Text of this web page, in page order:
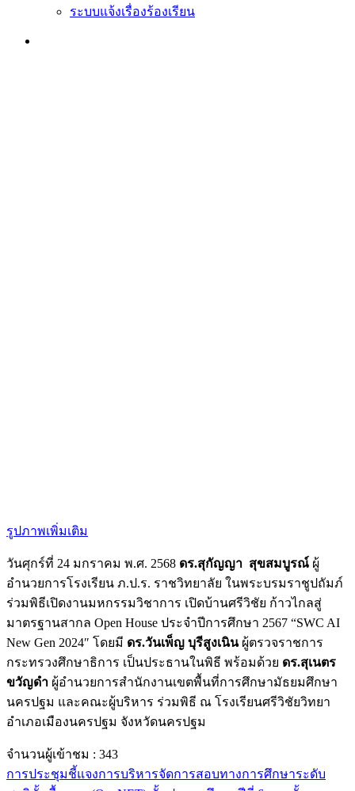
ระบบแจ้งเรื่องร้องเรียน
รูปภาพเพิ่มเติม
วันศุกร์ที่ 24 มกราคม พ.ศ. 2568 ดร.สุกัญญา สุขสมบูรณ์ ผู้
อำนวยการโรงเรียน ภ.ป.ร. ราชวิทยาลัย ในพระบรมราชูปถัมภ์
ร่วมพิธีเปิดงานมหกรรมวิชาการ เปิดบ้านศรีวิชัย ก้าวไกลสู่
มาตรฐานสากล Open House ประจำปีการศึกษา 2567 “SWC AI
New Gen 2024″ โดยมี ดร.วันเพ็ญ บุรีสูงเนินผู้ตรวจราชการ
กระทรวงศึกษาธิการ เป็นประธานในพิธี พร้อมด้วย ดร.สุเนตร
ขวัญดำ ผู้อำนวยการสำนักงานเขตพื้นที่การศึกษามัธยมศึกษา
นครปฐม และคณะผู้บริหาร ร่วมพิธี ณ โรงเรียนศรีวิชัยวิทยา
อำเภอเมืองนครปฐม จังหวัดนครปฐม
จำนวนผู้เข้าชม : 343
การประชุมชี้แจงการบริหารจัดการสอบทางการศึกษาระดับ